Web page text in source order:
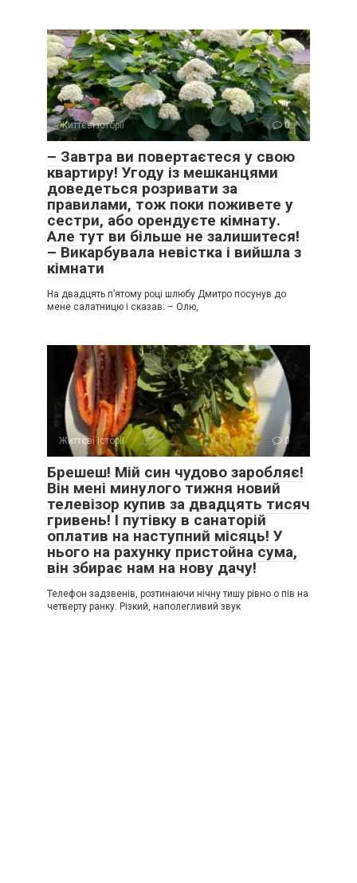
Життєві історії 0
– Завтра ви повертаєтеся у свою
квартиру! Угоду із мешканцями
доведеться розривати за
правилами, тож поки поживете у
сестри, або орендуєте кімнату.
Але тут ви більше не залишитеся!
– Викарбувала невістка і вийшла з
кімнати
На двадцять п’ятому році шлюбу Дмитро посунув до
мене салатницю і сказав: – Олю,
Життєві історії 0
Брешеш! Мій син чудово заробляє!
Він мені минулого тижня новий
телевізор купив за двадцять тисяч
гривень! І путівку в санаторій
оплатив на наступний місяць! У
нього на рахунку пристойна сума,
він збирає нам на нову дачу!
Телефон задзвенів, розтинаючи нічну тишу рівно о пів на
четверту ранку. Різкий, наполегливий звук